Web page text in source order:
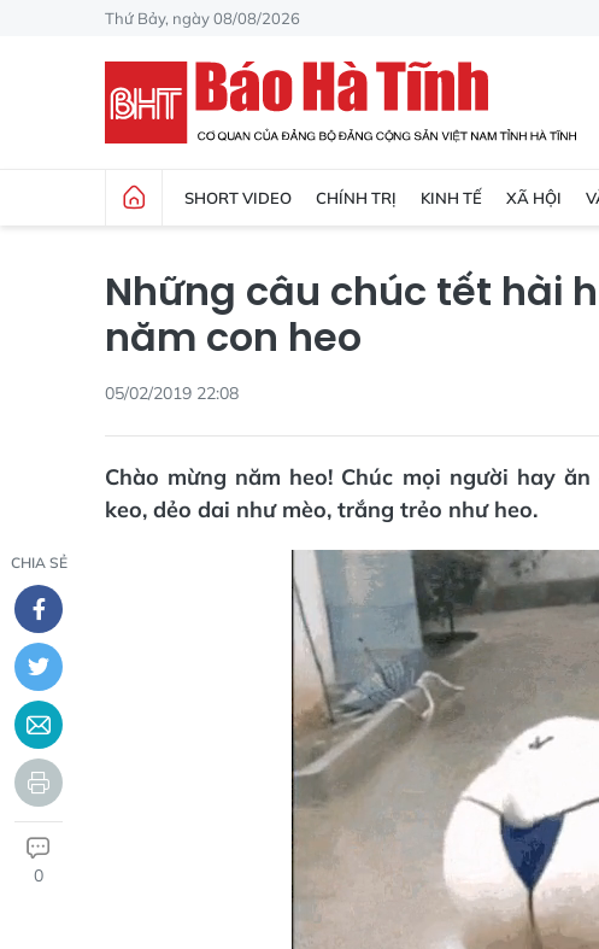
Thứ Bảy, ngày 08/08/2026
SHORT VIDEO CHÍNH TRỊ KINH TẾ XÃ HỘI
Những câu chúc tết hài
năm con heo
05/02/2019 22:08
Chào mừng năm heo! Chúc mọi người hay
keo, dẻo dai như mèo, trắng trẻo như heo.
CHIA SẺ
0